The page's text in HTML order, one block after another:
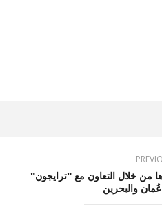
خلال التعاون مع "ترايجون"
والبحرين